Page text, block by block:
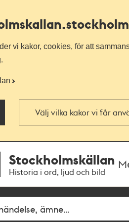
vi kakor, cookies, för att
Välj vilka kakor vi får
Stockholmskällan
Historia i ord, ljud och bild